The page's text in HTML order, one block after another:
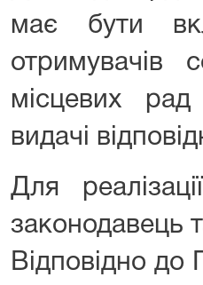
має бути
отримувачів
місцевих
видачі
Для
законодавець
Відповідно